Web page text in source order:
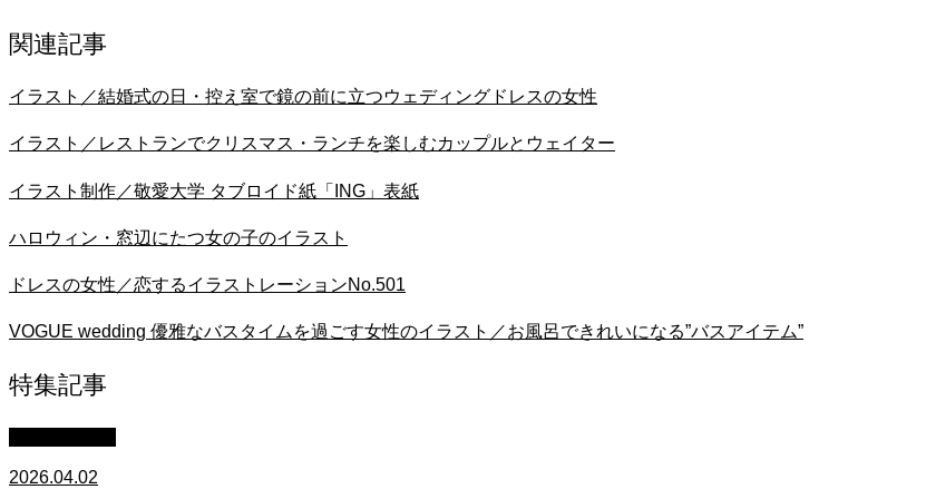
関連記事
イラスト／結婚式の日・控え室で鏡の前に立つウェディングドレスの女性
イラスト／レストランでクリスマス・ランチを楽しむカップルとウェイター
イラスト制作／敬愛大学 タブロイド紙「ING」表紙
ハロウィン・窓辺にたつ女の子のイラスト
ドレスの女性／恋するイラストレーションNo.501
VOGUE wedding 優雅なバスタイムを過ごす女性のイラスト／お風呂できれいになる”バスアイテム”
特集記事
2026.04.02